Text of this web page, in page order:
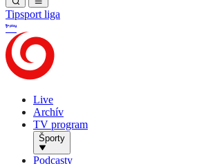
Tipsport liga
Live
Archív
TV program
Športy
Podcasty